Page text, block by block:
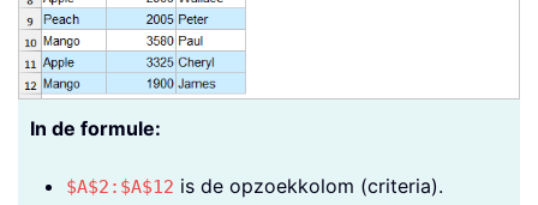
In de formule:
$A$2:$A$12 is de opzoekkolom (criteria).